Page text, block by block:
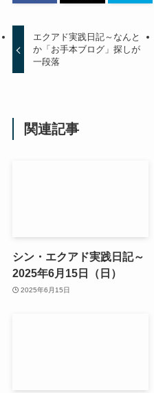
エクアド実践日記～なんと
か「お手本ブログ」探しが
一段落
関連記事
シン・エクアド実践日記～
2025年6月15日（日）
2025年6月15日